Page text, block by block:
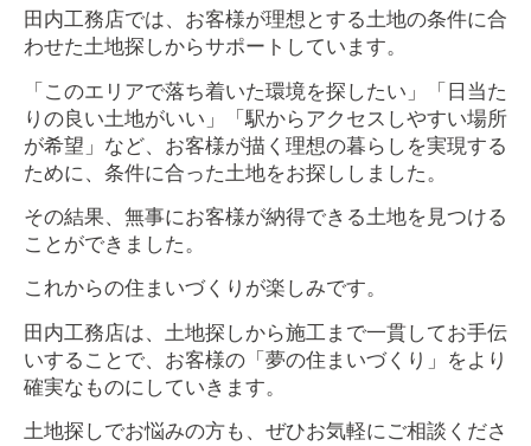
田内工務店では、お客様が理想とする土地の条件に合
わせた土地探しからサポートしています。
「このエリアで落ち着いた環境を探したい」「日当た
りの良い土地がいい」「駅からアクセスしやすい場所
が希望」など、お客様が描く理想の暮らしを実現する
ために、条件に合った土地をお探ししました。
その結果、無事にお客様が納得できる土地を見つける
ことができました。
これからの住まいづくりが楽しみです。
田内工務店は、土地探しから施工まで一貫してお手伝
いすることで、お客様の「夢の住まいづくり」をより
確実なものにしていきます。
土地探しでお悩みの方も、ぜひお気軽にご相談くださ